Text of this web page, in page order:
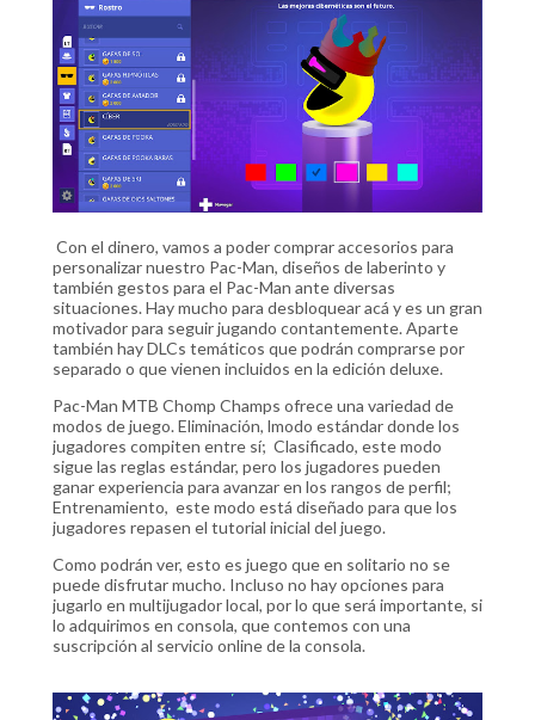
Con el dinero, vamos a poder comprar accesorios para
personalizar nuestro Pac-Man, diseños de laberinto y
también gestos para el Pac-Man ante diversas
situaciones. Hay mucho para desbloquear acá y es un gran
motivador para seguir jugando contantemente. Aparte
también hay DLCs temáticos que podrán comprarse por
separado o que vienen incluidos en la edición deluxe.
Pac-Man MTB Chomp Champs ofrece una variedad de
modos de juego. Eliminación, lmodo estándar donde los
jugadores compiten entre sí; Clasificado, este modo
sigue las reglas estándar, pero los jugadores pueden
ganar experiencia para avanzar en los rangos de perfil;
Entrenamiento, este modo está diseñado para que los
jugadores repasen el tutorial inicial del juego.
Como podrán ver, esto es juego que en solitario no se
puede disfrutar mucho. Incluso no hay opciones para
jugarlo en multijugador local, por lo que será importante, si
lo adquirimos en consola, que contemos con una
suscripción al servicio online de la consola.